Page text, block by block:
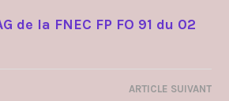
de la FNEC FP FO 91 du 02
ARTICLE SUIVANT